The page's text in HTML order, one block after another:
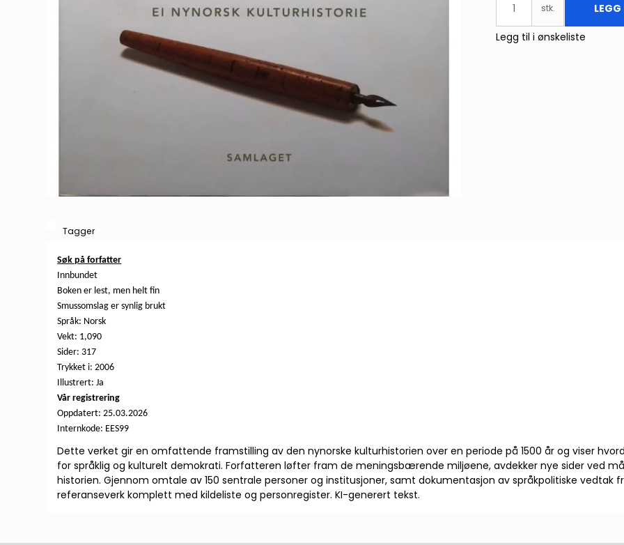
stk. LEGG
Legg til i ønskeliste
Tagger
Søk på forfatter
Innbundet
Boken er lest, men helt fin
Smussomslag er synlig brukt
Språk: Norsk
Vekt: 1,090
Sider: 317
Trykket i: 2006
Illustrert: Ja
Vår registrering
Oppdatert: 25.03.2026
Internkode: EES99
Dette verket gir en omfattende framstilling av den nynorske kulturhistorien over en periode på 1500 år og viser
for språklig og kulturelt demokrati. Forfatteren løfter fram de meningsbærende miljøene, avdekker nye sider ved
historien. Gjennom omtale av 150 sentrale personer og institusjoner, samt dokumentasjon av språkpolitiske vedtak
referanseverk komplett med kildeliste og personregister. KI-generert tekst.